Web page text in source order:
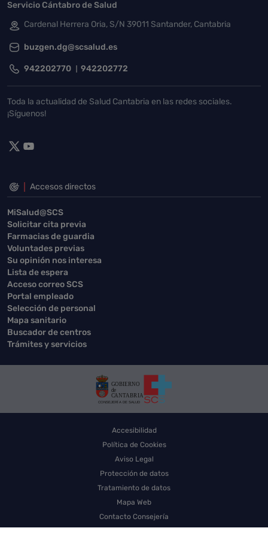
Servicio Cántabro de Salud
Cardenal Herrera Oria, S/N 39011 Santander, Cantabria
buzgen.dg@scsalud.es
942202770 942202772
Toda la actualidad de Salud Cantabria en las redes sociales.
¡Síguenos!
Accesos directos
MiSalud@SCS
Solicitar cita previa
Farmacias de guardia
Voluntades previas
Su opinión nos interesa
Lista de espera
Acceso correo SCS
Portal empleado
Selección de personal
Mapa sanitario
Buscador de centros
Trámites y servicios
Accesibilidad
Política de Cookies
Aviso Legal
Protección de datos
Tratamiento de datos
Mapa Web
Contacto Consejería